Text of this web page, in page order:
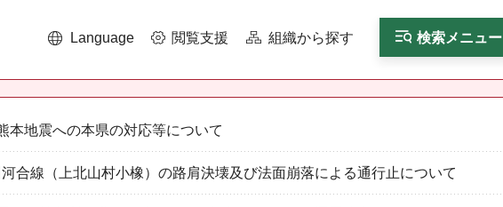
Language 閲覧支援 組織から探す 検索メニュー
本地震への本県の対応等について
合線（上北山村小橡）の路肩決壊及び法面崩落による通行止について